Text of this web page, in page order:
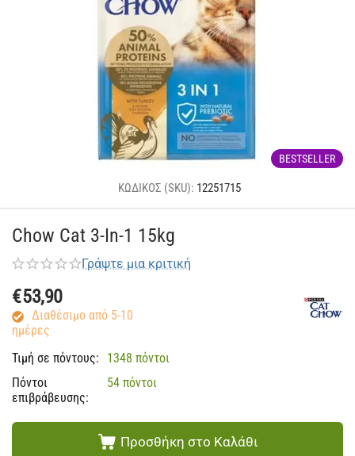
BESTSELLER
ΚΩΔΙΚΟΣ (SKU): 12251715
Chow Cat 3-In-1 15kg
Γράψτε μια κριτική
€53,90
Διαθέσιμο από 5-10
ημέρες
Τιμή σε πόντους:
1348 πόντοι
Πόντοι
επιβράβευσης:
54 πόντοι
Προσθήκη στο Καλάθι